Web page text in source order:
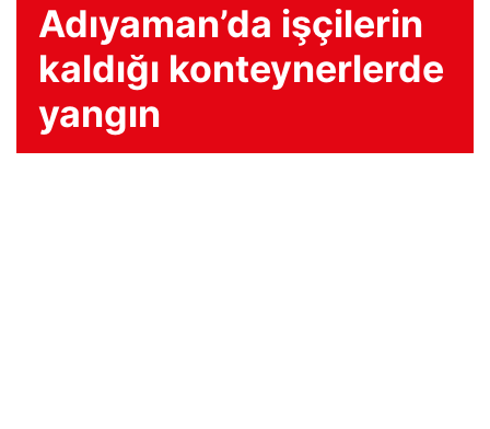
Adıyaman’da işçilerin
kaldığı konteynerlerde
yangın